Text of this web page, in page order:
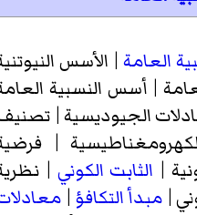
العامة| الأسس
| أسس النسبية
الجيوديسية |
|
| الثابت الكوني |
| مبدأ التكافؤ |